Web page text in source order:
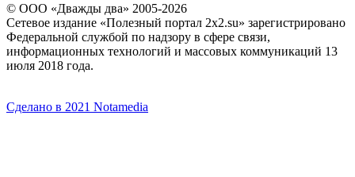
© ООО «Дважды два» 2005-2026
Сетевое издание «Полезный портал 2x2.su» зарегистрировано
Федеральной службой по надзору в сфере связи,
информационных технологий и массовых коммуникаций 13
июля 2018 года.
Сделано в 2021 Notamedia